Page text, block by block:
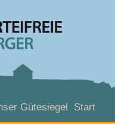
Gütesiegel Start